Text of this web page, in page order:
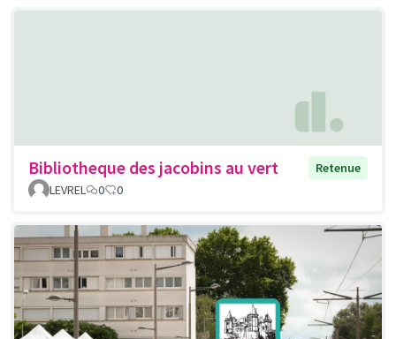
Bibliotheque des jacobins au vert
Retenue
LEVREL
0 0